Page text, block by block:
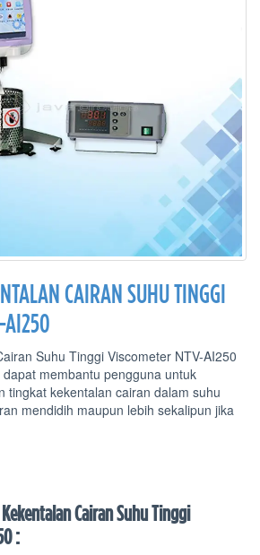
CAIRAN SUHU TINGGI
AI250
Suhu Tinggi Viscometer NTV-AI250
membantu pengguna untuk
tingkat kekentalan cairan dalam suhu
mendidih maupun lebih sekalipun jika
Cairan Suhu Tinggi
: